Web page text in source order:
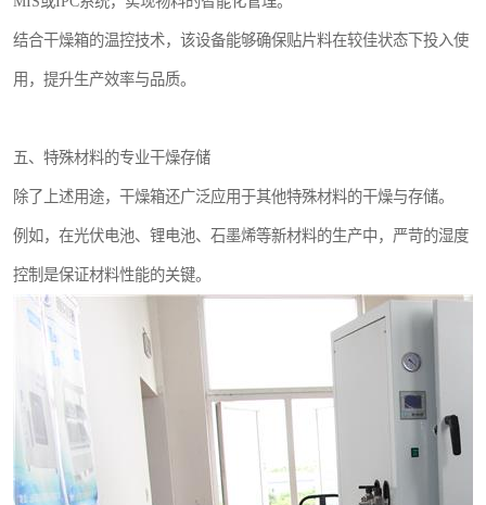
结合干燥箱的温控技术，该设备能够确保贴片料在较佳状态下投入使
用，提升生产效率与品质。
五、特殊材料的专业干燥存储
除了上述用途，干燥箱还广泛应用于其他特殊材料的干燥与存储。
例如，在光伏电池、锂电池、石墨烯等新材料的生产中，严苛的湿度
控制是保证材料性能的关键。